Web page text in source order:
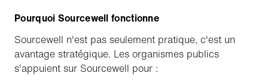
Pourquoi Sourcewell fonctionne
Sourcewell n'est pas seulement pratique, c'est un
avantage stratégique. Les organismes publics
s'appuient sur Sourcewell pour :